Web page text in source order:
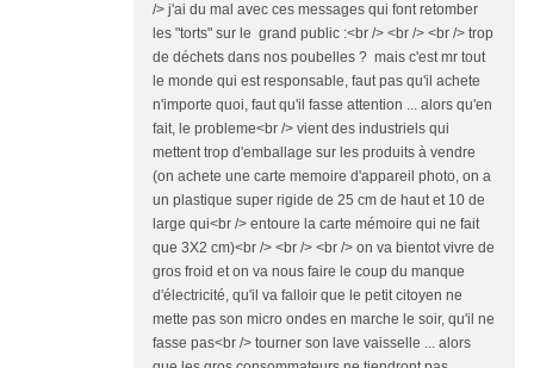
/> j'ai du mal avec ces messages qui font retomber
les "torts" sur le grand public :<br /> <br /> <br /> trop
de déchets dans nos poubelles ? mais c'est mr tout
le monde qui est responsable, faut pas qu'il achete
n'importe quoi, faut qu'il fasse attention ... alors qu'en
fait, le probleme<br /> vient des industriels qui
mettent trop d'emballage sur les produits à vendre
(on achete une carte memoire d'appareil photo, on a
un plastique super rigide de 25 cm de haut et 10 de
large qui<br /> entoure la carte mémoire qui ne fait
que 3X2 cm)<br /> <br /> <br /> on va bientot vivre de
gros froid et on va nous faire le coup du manque
d'électricité, qu'il va falloir que le petit citoyen ne
mette pas son micro ondes en marche le soir, qu'il ne
fasse pas<br /> tourner son lave vaisselle ... alors